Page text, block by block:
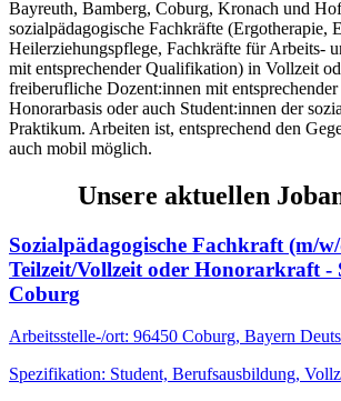
Bayreuth, Bamberg, Coburg, Kronach und
sozialpädagogische Fachkräfte (Ergotherapie,
Heilerziehungspflege, Fachkräfte für Arbeits-
mit entsprechender Qualifikation) in Vollzeit
freiberufliche Dozent:innen mit
Honorarbasis oder auch Student:innen der
Praktikum. Arbeiten ist, entsprechend den
auch mobil möglich.
Unsere aktuellen
Sozialpädagogische Fachkraft (m/
Teilzeit/Vollzeit oder Honorarkraft -
Coburg
Arbeitsstelle-/ort: 96450 Coburg, Bayern
Spezifikation: Student, Berufsausbildung,